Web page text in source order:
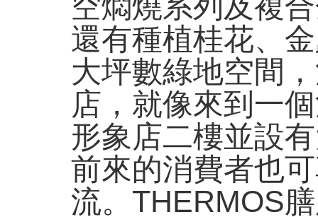
還有種植桂花、
大坪數綠地空間
店，就像來到一
形象店二樓並設
前來的消費者也
流。THERMOS